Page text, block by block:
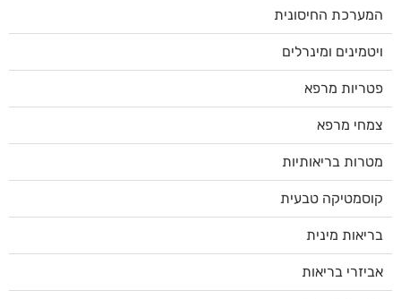
המערכת החיסונית
ויטמינים ומינרלים
פטריות מרפא
צמחי מרפא
מטרות בריאותיות
קוסמטיקה טבעית
בריאות מינית
אביזרי בריאות